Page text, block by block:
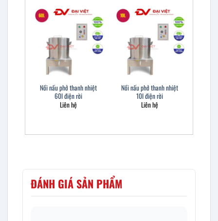
Nồi nấu phở thanh nhiệt
60l điện rời
Liên hệ
Nồi nấu phở thanh nhiệt
10l điện rời
Liên hệ
ĐÁNH GIÁ SẢN PHẨM